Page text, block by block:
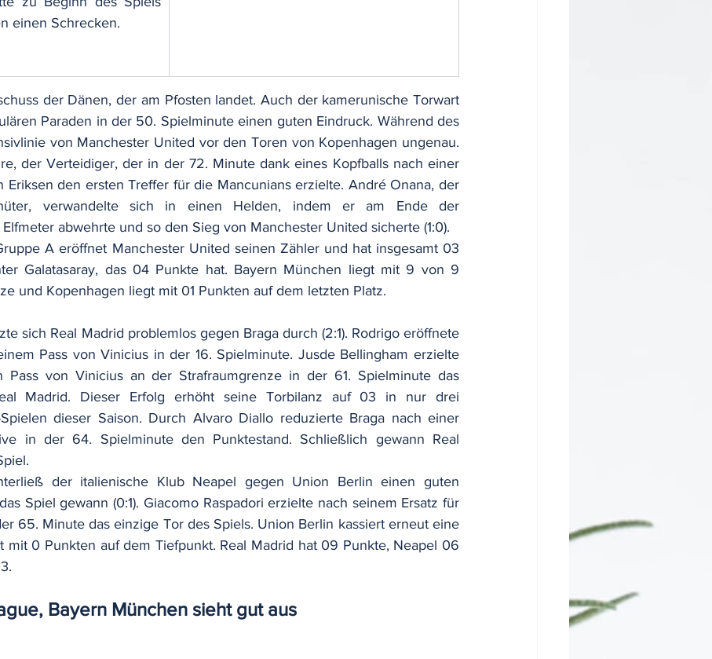
einen Schrecken.
der Dänen, der am Pfosten landet. Auch der kamerunische Torwart
Paraden in der 50. Spielminute einen guten Eindruck. Während des
von Manchester United vor den Toren von Kopenhagen ungenau.
der Verteidiger, der in der 72. Minute dank eines Kopfballs nach einer
Eriksen den ersten Treffer für die Mancunians erzielte. André Onana, der
verwandelte sich in einen Helden, indem er am Ende der
abwehrte und so den Sieg von Manchester United sicherte (1:0).
A eröffnet Manchester United seinen Zähler und hat insgesamt 03
Galatasaray, das 04 Punkte hat. Bayern München liegt mit 9 von 9
und Kopenhagen liegt mit 01 Punkten auf dem letzten Platz.
sich Real Madrid problemlos gegen Braga durch (2:1). Rodrigo eröffnete
Pass von Vinicius in der 16. Spielminute. Jusde Bellingham erzielte
Pass von Vinicius an der Strafraumgrenze in der 61. Spielminute das
Madrid. Dieser Erfolg erhöht seine Torbilanz auf 03 in nur drei
Spielen dieser Saison. Durch Alvaro Diallo reduzierte Braga nach einer
in der 64. Spielminute den Punktestand. Schließlich gewann Real
der italienische Klub Neapel gegen Union Berlin einen guten
Spiel gewann (0:1). Giacomo Raspadori erzielte nach seinem Ersatz für
65. Minute das einzige Tor des Spiels. Union Berlin kassiert erneut eine
mit 0 Punkten auf dem Tiefpunkt. Real Madrid hat 09 Punkte, Neapel 06
Bayern München sieht gut aus